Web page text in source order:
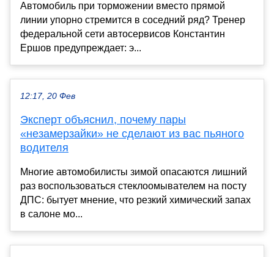
Автомобиль при торможении вместо прямой
линии упорно стремится в соседний ряд? Тренер
федеральной сети автосервисов Константин
Ершов предупреждает: э...
12:17, 20 Фев
Эксперт объяснил, почему пары
«незамерзайки» не сделают из вас пьяного
водителя
Многие автомобилисты зимой опасаются лишний
раз воспользоваться стеклоомывателем на посту
ДПС: бытует мнение, что резкий химический запах
в салоне мо...